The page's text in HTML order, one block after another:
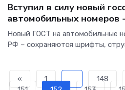
Вступил в силу новый
автомобильных номеров
Новый ГОСТ на автомобильные
РФ – сохраняются шрифты,
« 1 148